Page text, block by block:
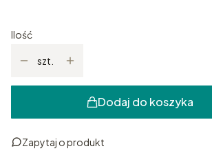
Ilość
szt.
Dodaj do koszyka
Zapytaj o produkt